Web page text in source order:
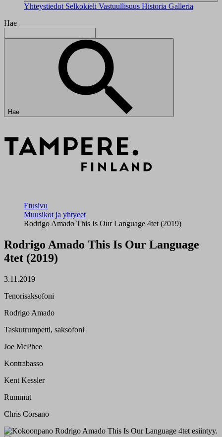
Yhteystiedot Selkokieli Vastuullisuus Historia Galleria
Hae
Hae
Etusivu
Muusikot ja yhtyeet
Rodrigo Amado This Is Our Language 4tet (2019)
Rodrigo Amado This Is Our Language
4tet (2019)
3.11.2019
Tenorisaksofoni
Rodrigo Amado
Taskutrumpetti, saksofoni
Joe McPhee
Kontrabasso
Kent Kessler
Rummut
Chris Corsano